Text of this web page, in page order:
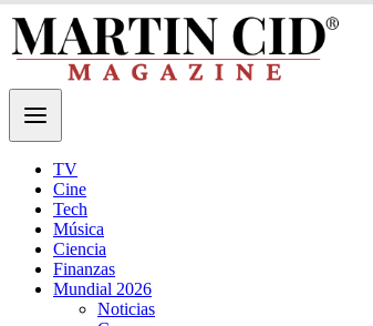
TV
Cine
Tech
Música
Ciencia
Finanzas
Mundial 2026
Noticias